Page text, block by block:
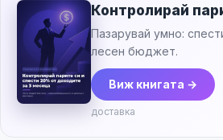
Контролирай
Пазарувай умно:
лесен бюджет.
Виж книгата →
доставка